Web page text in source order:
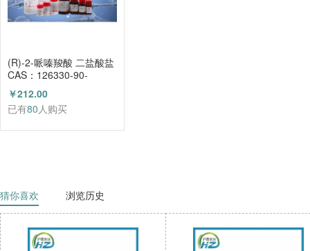
(R)-2-哌嗪羧酸 二盐酸盐
CAS：126330-90-
3（HZ52003684）
￥212.00
已有80人购买
猜你喜欢 浏览历史